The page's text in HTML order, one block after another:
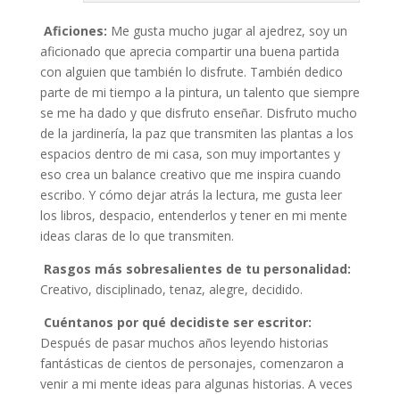
Aficiones: Me gusta mucho jugar al ajedrez, soy un
aficionado que aprecia compartir una buena partida
con alguien que también lo disfrute. También dedico
parte de mi tiempo a la pintura, un talento que siempre
se me ha dado y que disfruto enseñar. Disfruto mucho
de la jardinería, la paz que transmiten las plantas a los
espacios dentro de mi casa, son muy importantes y
eso crea un balance creativo que me inspira cuando
escribo. Y cómo dejar atrás la lectura, me gusta leer
los libros, despacio, entenderlos y tener en mi mente
ideas claras de lo que transmiten.
Rasgos más sobresalientes de tu personalidad:
Creativo, disciplinado, tenaz, alegre, decidido.
Cuéntanos por qué decidiste ser escritor:
Después de pasar muchos años leyendo historias
fantásticas de cientos de personajes, comenzaron a
venir a mi mente ideas para algunas historias. A veces